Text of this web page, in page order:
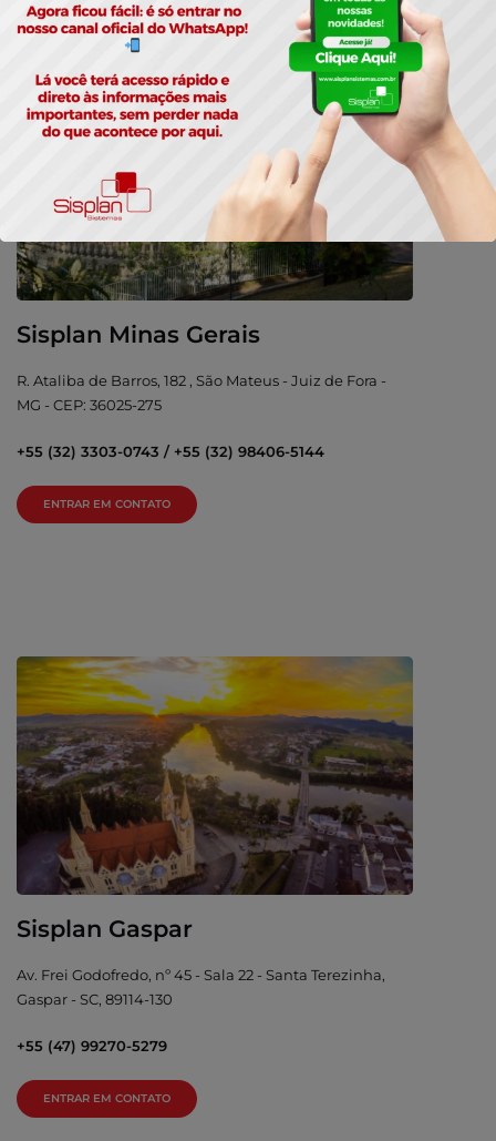
ENTRAR EM CONTATO
Sisplan Minas Gerais
R. Ataliba de Barros, 182 , São Mateus - Juiz de Fora -
MG - CEP: 36025-275
+55 (32) 3303-0743 / +55 (32) 98406-5144
ENTRAR EM CONTATO
Sisplan Gaspar
Av. Frei Godofredo, nº 45 - Sala 22 - Santa Terezinha,
Gaspar - SC, 89114-130
+55 (47) 99270-5279
ENTRAR EM CONTATO